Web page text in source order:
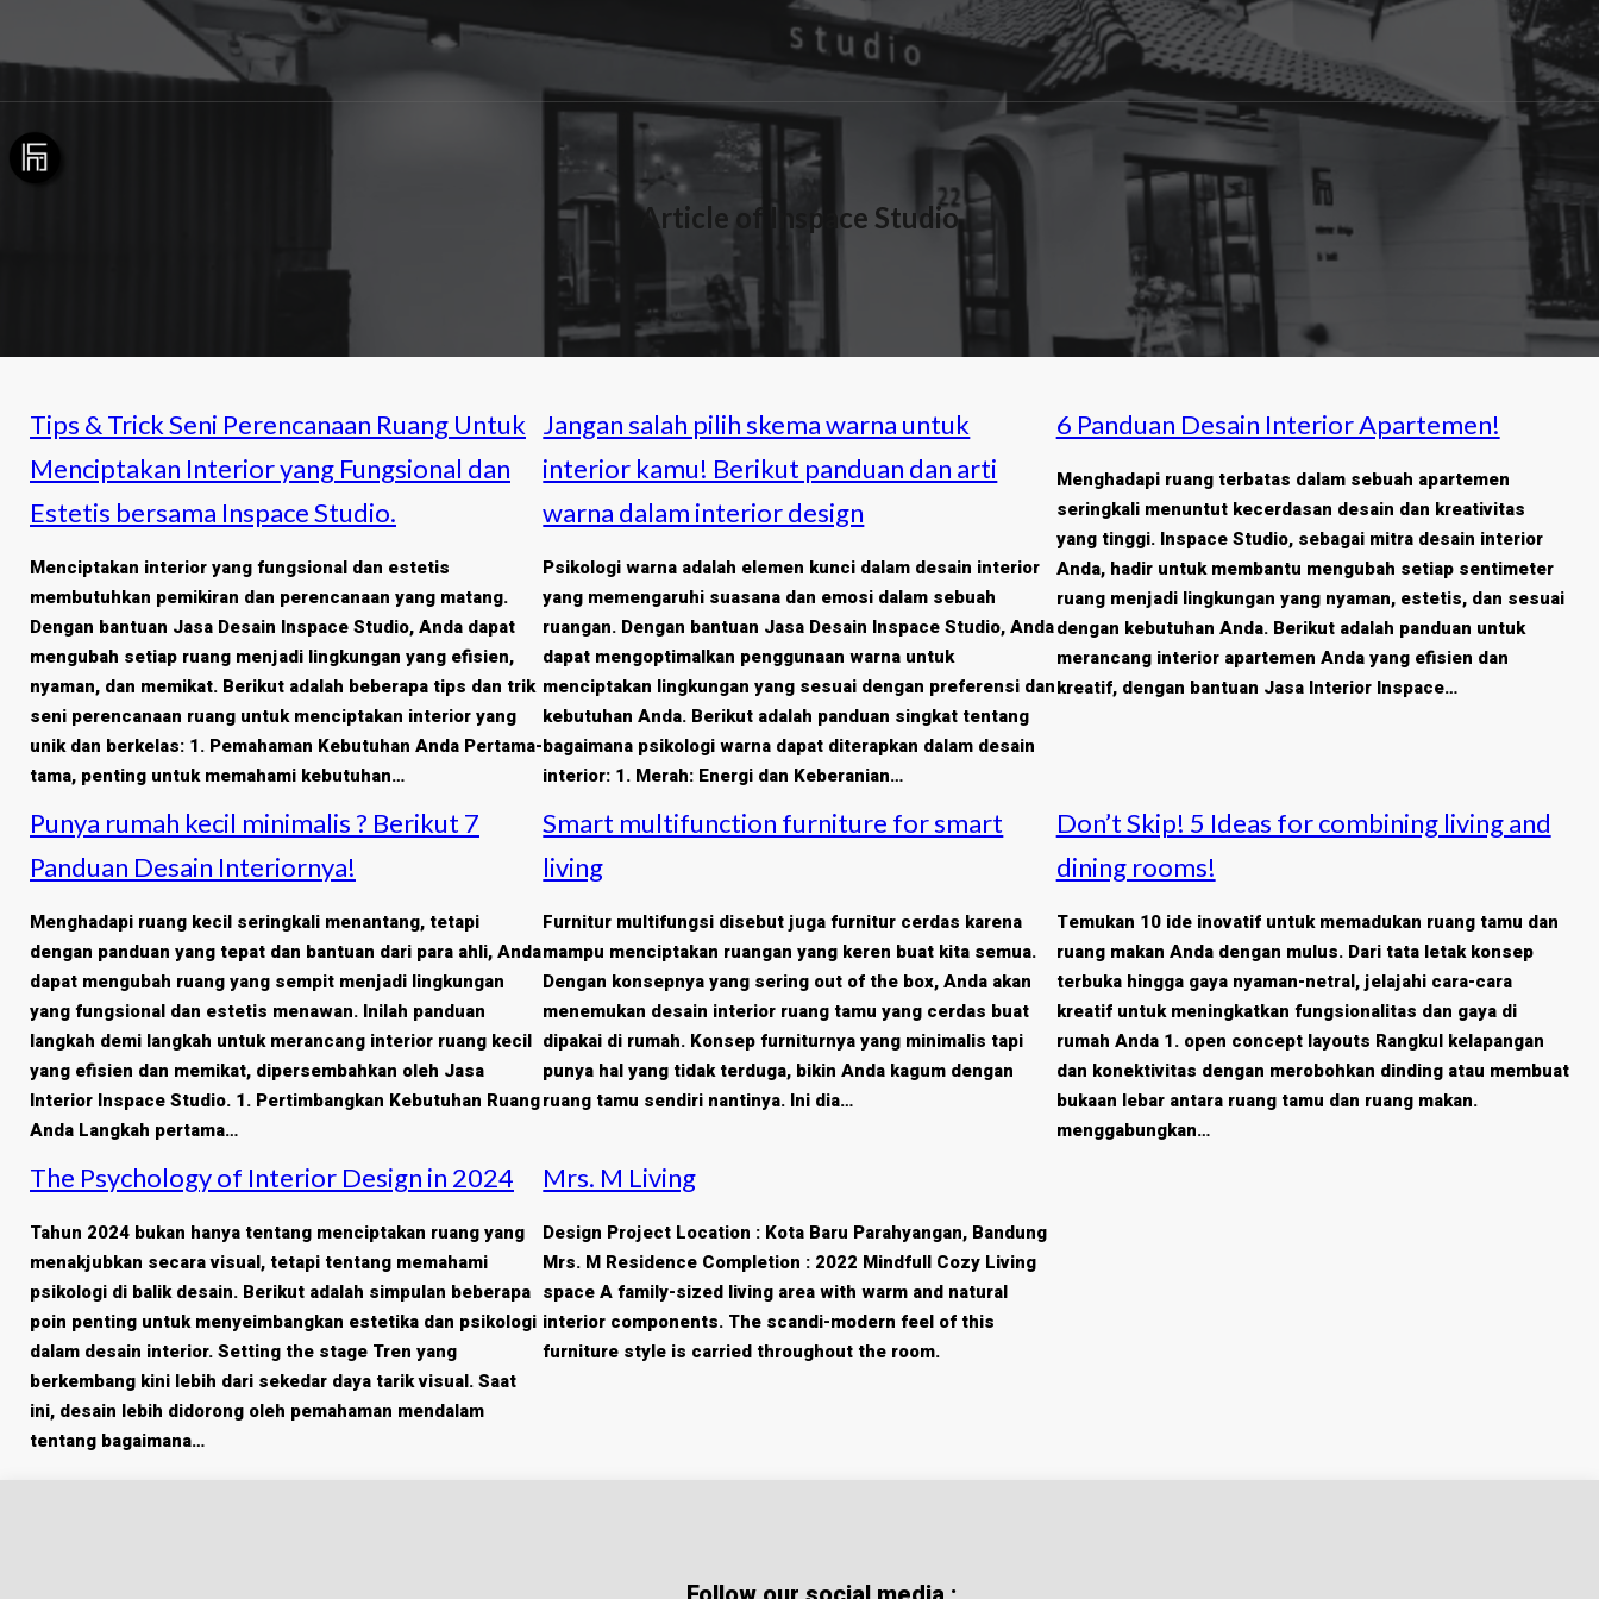
Article of Inspace Studio
Tips & Trick Seni Perencanaan Ruang Untuk
Menciptakan Interior yang Fungsional dan
Estetis bersama Inspace Studio.
Menciptakan interior yang fungsional dan estetis
membutuhkan pemikiran dan perencanaan yang matang.
Dengan bantuan Jasa Desain Inspace Studio, Anda dapat
mengubah setiap ruang menjadi lingkungan yang efisien,
nyaman, dan memikat. Berikut adalah beberapa tips dan trik
seni perencanaan ruang untuk menciptakan interior yang
unik dan berkelas: 1. Pemahaman Kebutuhan Anda Pertama-
tama, penting untuk memahami kebutuhan…
Jangan salah pilih skema warna untuk
interior kamu! Berikut panduan dan arti
warna dalam interior design
Psikologi warna adalah elemen kunci dalam desain interior
yang memengaruhi suasana dan emosi dalam sebuah
ruangan. Dengan bantuan Jasa Desain Inspace Studio, Anda
dapat mengoptimalkan penggunaan warna untuk
menciptakan lingkungan yang sesuai dengan preferensi dan
kebutuhan Anda. Berikut adalah panduan singkat tentang
bagaimana psikologi warna dapat diterapkan dalam desain
interior: 1. Merah: Energi dan Keberanian…
6 Panduan Desain Interior Apartemen!
Menghadapi ruang terbatas dalam sebuah apartemen
seringkali menuntut kecerdasan desain dan kreativitas
yang tinggi. Inspace Studio, sebagai mitra desain interior
Anda, hadir untuk membantu mengubah setiap sentimeter
ruang menjadi lingkungan yang nyaman, estetis, dan sesuai
dengan kebutuhan Anda. Berikut adalah panduan untuk
merancang interior apartemen Anda yang efisien dan
kreatif, dengan bantuan Jasa Interior Inspace…
Punya rumah kecil minimalis ? Berikut 7
Panduan Desain Interiornya!
Menghadapi ruang kecil seringkali menantang, tetapi
dengan panduan yang tepat dan bantuan dari para ahli, Anda
dapat mengubah ruang yang sempit menjadi lingkungan
yang fungsional dan estetis menawan. Inilah panduan
langkah demi langkah untuk merancang interior ruang kecil
yang efisien dan memikat, dipersembahkan oleh Jasa
Interior Inspace Studio. 1. Pertimbangkan Kebutuhan Ruang
Anda Langkah pertama…
Smart multifunction furniture for smart
living
Furnitur multifungsi disebut juga furnitur cerdas karena
mampu menciptakan ruangan yang keren buat kita semua.
Dengan konsepnya yang sering out of the box, Anda akan
menemukan desain interior ruang tamu yang cerdas buat
dipakai di rumah. Konsep furniturnya yang minimalis tapi
punya hal yang tidak terduga, bikin Anda kagum dengan
ruang tamu sendiri nantinya. Ini dia…
Don’t Skip! 5 Ideas for combining living and
dining rooms!
Temukan 10 ide inovatif untuk memadukan ruang tamu dan
ruang makan Anda dengan mulus. Dari tata letak konsep
terbuka hingga gaya nyaman-netral, jelajahi cara-cara
kreatif untuk meningkatkan fungsionalitas dan gaya di
rumah Anda 1. open concept layouts Rangkul kelapangan
dan konektivitas dengan merobohkan dinding atau membuat
bukaan lebar antara ruang tamu dan ruang makan.
menggabungkan…
The Psychology of Interior Design in 2024
Tahun 2024 bukan hanya tentang menciptakan ruang yang
menakjubkan secara visual, tetapi tentang memahami
psikologi di balik desain. Berikut adalah simpulan beberapa
poin penting untuk menyeimbangkan estetika dan psikologi
dalam desain interior. Setting the stage Tren yang
berkembang kini lebih dari sekedar daya tarik visual. Saat
ini, desain lebih didorong oleh pemahaman mendalam
tentang bagaimana…
Mrs. M Living
Design Project Location : Kota Baru Parahyangan, Bandung
Mrs. M Residence Completion : 2022 Mindfull Cozy Living
space A family-sized living area with warm and natural
interior components. The scandi-modern feel of this
furniture style is carried throughout the room.